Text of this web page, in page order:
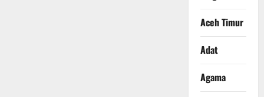
Aceh Timur
Adat
Agama